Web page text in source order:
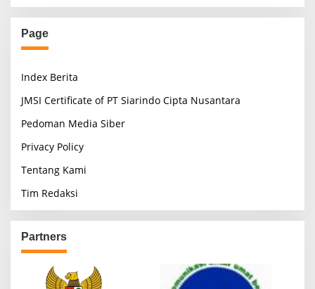
Page
Index Berita
JMSI Certificate of PT Siarindo Cipta Nusantara
Pedoman Media Siber
Privacy Policy
Tentang Kami
Tim Redaksi
Partners